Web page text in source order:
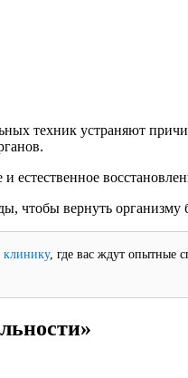
техник устраняют
естественное
вернуть организму
клинику, где вас ждут опытные